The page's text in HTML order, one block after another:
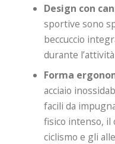
Design con
sportive sono
beccuccio
durante
Forma
acciaio
facili da
fisico intenso, il
ciclismo e gli